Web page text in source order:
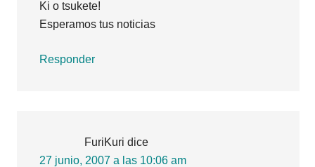
Ki o tsukete!
Esperamos tus noticias
Responder
FuriKuri dice
27 junio, 2007 a las 10:06 am